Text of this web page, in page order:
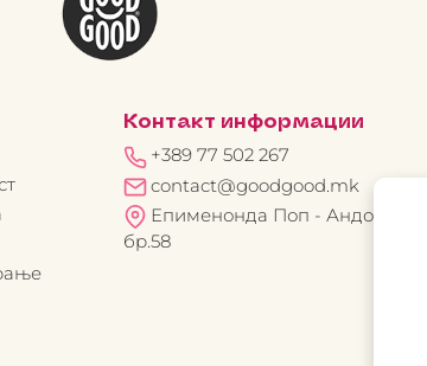
Контакт информации
+389 77 502 267
contact@goodgood.mk
Епименонда Поп - Андонов
бр.58